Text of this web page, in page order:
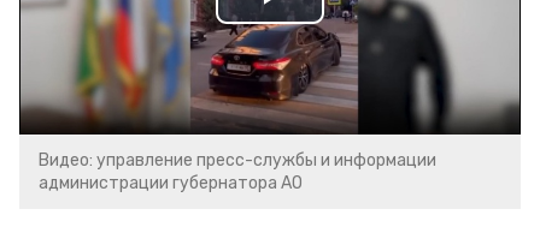
Play
Video
Видео: управление пресс-службы и информации
администрации губернатора АО